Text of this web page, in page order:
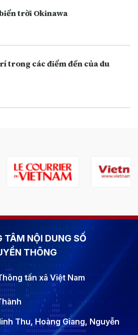
trời Okinawa
trong các điểm đến của du
TÂM NỘI DUNG SỐ
THÔNG
tấn xã Việt Nam
Thu, Hoàng Giang, Nguyễn